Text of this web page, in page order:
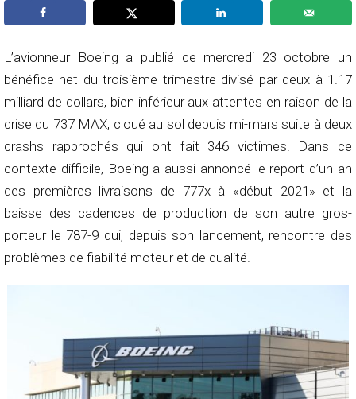
L’avionneur Boeing a publié ce mercredi 23 octobre un
bénéfice net du troisième trimestre divisé par deux à 1.17
milliard de dollars, bien inférieur aux attentes en raison de la
crise du 737 MAX, cloué au sol depuis mi-mars suite à deux
crashs rapprochés qui ont fait 346 victimes. Dans ce
contexte difficile, Boeing a aussi annoncé le report d’un an
des premières livraisons de 777x à «début 2021» et la
baisse des cadences de production de son autre gros-
porteur le 787-9 qui, depuis son lancement, rencontre des
problèmes de fiabilité moteur et de qualité.